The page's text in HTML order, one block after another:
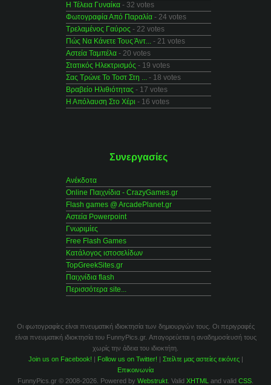
Η Τέλεια Γυναίκα - 32 votes
Φωτογραφία Από Παραλία - 24 votes
Τρελαμένος Γαύρος - 22 votes
Πώς Να Κάνετε Τους Άντ... - 21 votes
Αστεία Ταμπέλα - 20 votes
Στατικός Ηλεκτρισμός - 19 votes
Σας Τρώνε Το Τοστ Στη ... - 18 votes
Βραβείο Ηλιθιότητας - 17 votes
Η Απόλαυση Στο Χέρι - 16 votes
Συνεργασίες
Ανέκδοτα
Online Παιχνίδια - CrazyGames.gr
Flash games @ ArcadePlanet.gr
Αστεία Powerpoint
Γνωριμίες
Free Flash Games
Κατάλογος ιστοσελίδων
TopGreekSites.gr
Παιχνίδια flash
Περισσότερα site...
Οι φωτογραφίες είναι πνευματική ιδιοκτησία των δημιουργών τους. Οι περιγραφές
είναι πνευματική ιδιοκτησία του FunnyPics.gr. Απαγορεύεται η αναδημοσίευσή τους
χωρίς την άδεια του ιδιοκτήτη.
Join us on Facebook! | Follow us on Twitter! | Στείλτε μας αστείες εικόνες|
Επικοινωνία
FunnyPics.gr © 2008-2026. Powered by Webstrukt . Valid XHTML and valid CSS